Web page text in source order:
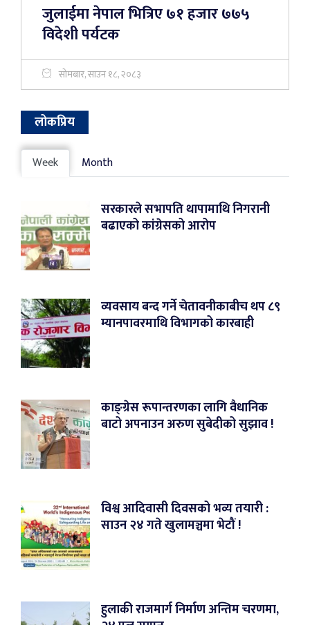
जुलाईमा नेपाल भित्रिए ७१ हजार ७७५
विदेशी पर्यटक
सोमबार, साउन १८, २०८३
लोकप्रिय
Week Month
सरकारले सभापति थापामाथि निगरानी
बढाएको कांग्रेसको आरोप
व्यवसाय बन्द गर्ने चेतावनीकाबीच थप ८९
म्यानपावरमाथि विभागको कारबाही
काङ्ग्रेस रूपान्तरणका लागि वैधानिक
बाटो अपनाउन अरुण सुबेदीको सुझाव !
विश्व आदिवासी दिवसको भव्य तयारी :
साउन २४ गते खुलामञ्चमा भेटौं !
हुलाकी राजमार्ग निर्माण अन्तिम चरणमा,